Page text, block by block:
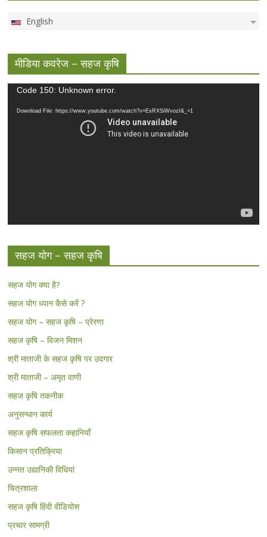
English
मीडिया कवरेज – सहज कृषि
Video
Code 150: Unknown error.
Download File: https://www.youtube.com/watch?v=EsRXSiWvozI&_=1
सहज योग – सहज कृषि
सहज योग क्या है?
सहज योग ध्यान कैसे करें ?
सहज योग – सहज कृषि – प्रेरणा
सहज कृषि – विजन मिशन
श्री माताजी के सहज कृषि पर उदगार
श्री माताजी – अमृत वाणी
सहज कृषि तकनीक
अनुसन्धान कार्य
सहज कृषि सफलता कहानियाँ
किसान प्रतिक्रिया
उन्नत उद्यानिकी विधियां
चित्रशाला
सहज कृषि हिंदी वीडियोस
प्रचार सामग्री